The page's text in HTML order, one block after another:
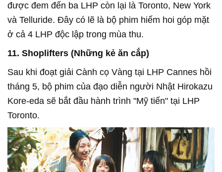
được đem đến ba LHP còn lại là Toronto, New York
và Telluride. Đây có lẽ là bộ phim hiếm hoi góp mặt
ở cả 4 LHP độc lập trong mùa thu.
11. Shoplifters (Những kẻ ăn cắp)
Sau khi đoạt giải Cành cọ Vàng tại LHP Cannes hồi
tháng 5, bộ phim của đạo diễn người Nhật Hirokazu
Kore-eda sẽ bắt đầu hành trình "Mỹ tiến" tại LHP
Toronto.